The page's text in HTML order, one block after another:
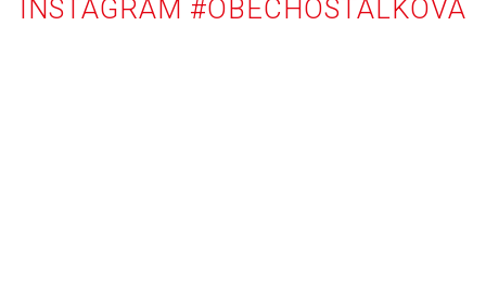
INSTAGRAM #OBECHOSTALKOVA